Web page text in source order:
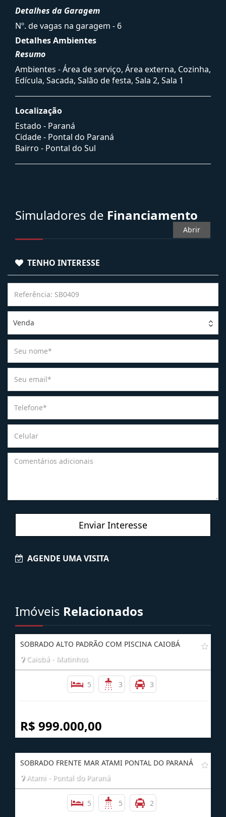
Detalhes da Garagem
Nº. de vagas na garagem - 6
Detalhes Ambientes
Resumo
Ambientes - Área de serviço, Área externa, Cozinha,
Edícula, Sacada, Salão de festa, Sala 2, Sala 1
Localização
Estado - Paraná
Cidade - Pontal do Paraná
Bairro - Pontal do Sul
Simuladores de Financiamento
Abrir
TENHO INTERESSE
Venda
Enviar Interesse
ImóveisRelacionados
SOBRADO ALTO PADRÃO COM PISCINA CAIOBÁ
5
R$ 999.000,00
SOBRADO FRENTE MAR ATAMI PONTAL DO PARANÁ